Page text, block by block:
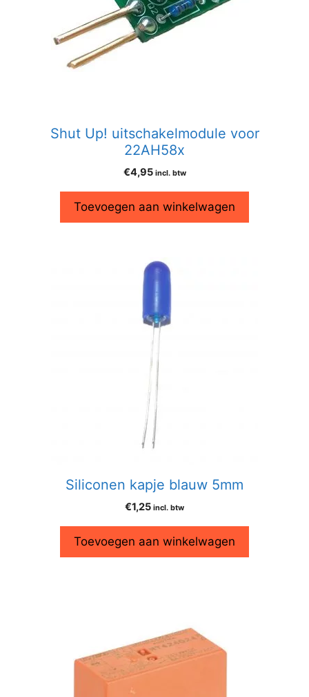
Shut Up! uitschakelmodule voor
22AH58x
€4,95 incl. btw
Toevoegen aan winkelwagen
Siliconen kapje blauw 5mm
€1,25 incl. btw
Toevoegen aan winkelwagen